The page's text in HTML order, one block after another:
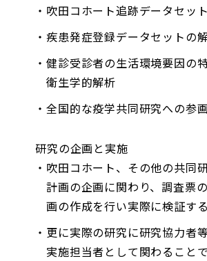
吹田コホート追跡データセッ
疾患発症登録データセットの
健診受診者の生活環境要因の
衛生学的解析
全国的な疫学共同研究への参画
研究の企画と実施
吹田コホート、その他の共同
計画の企画に関わり、調査票
画の作成を行い実際に検証する
更に実際の研究に研究協力者
実施担当者として関わること